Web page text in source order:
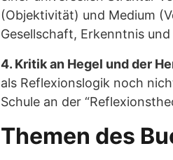
(Objektivität) und Medium
Gesellschaft, Erkenntnis und
4. Kritik an Hegel und der
als Reflexionslogik noch
Schule an der
Themen des